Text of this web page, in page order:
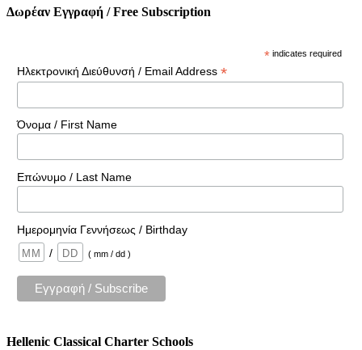
Δωρέαν Εγγραφή / Free Subscription
* indicates required
Ηλεκτρονική Διεύθυνσή / Email Address *
Όνομα / First Name
Επώνυμο / Last Name
Ημερομηνία Γεννήσεως / Birthday
/
( mm / dd )
Hellenic Classical Charter Schools